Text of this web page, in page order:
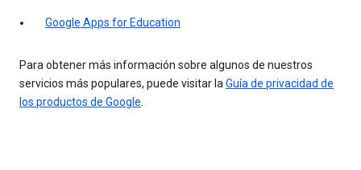
Google Apps for Education
Para obtener más información sobre algunos de nuestros
servicios más populares, puede visitar laGuía de privacidad de
los productos de Google.